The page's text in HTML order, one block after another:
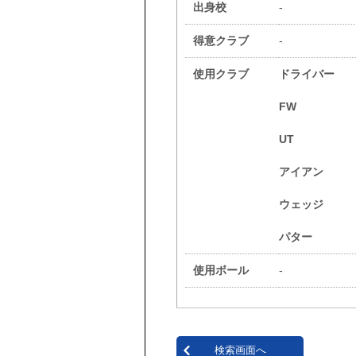
出身校 -
得意クラブ -
使用クラブ ドライバー
FW
UT
アイアン
ウェッジ
パター
使用ボール -
検索画面へ